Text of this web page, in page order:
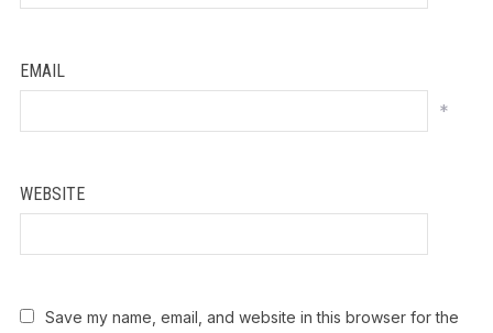
EMAIL
*
WEBSITE
Save my name, email, and website in this browser for the